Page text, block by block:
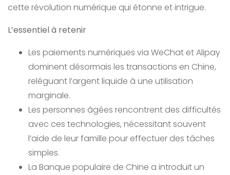
cette révolution numérique qui étonne et intrigue.
L’essentiel à retenir
Les paiements numériques via WeChat et Alipay
dominent désormais les transactions en Chine,
reléguant l’argent liquide à une utilisation
marginale.
Les personnes âgées rencontrent des difficultés
avec ces technologies, nécessitant souvent
l’aide de leur famille pour effectuer des tâches
simples.
La Banque populaire de Chine a introduit un